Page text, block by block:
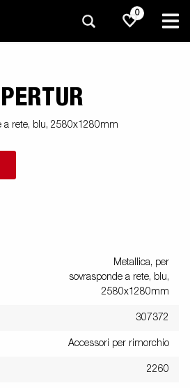
0
a rete, blu, 2580x1280mm
Metallica, per
sovrasponde a rete, blu,
2580x1280mm
307372
Accessori per rimorchio
2260